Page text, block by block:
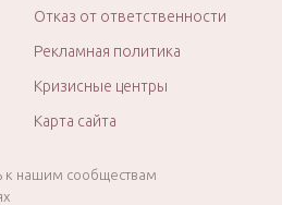
Отказ от ответственности
Рекламная политика
Кризисные центры
Карта сайта
к нашим сообществам